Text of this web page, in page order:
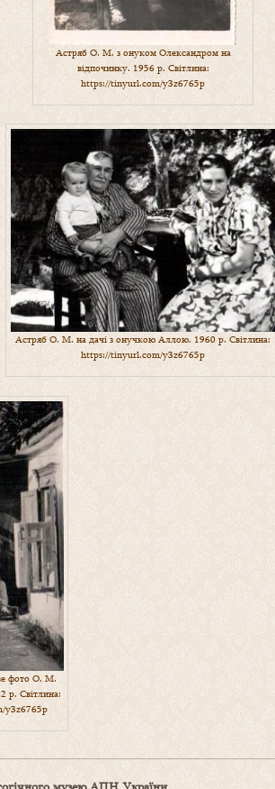
Астряб О. М. з онуком Олександром на
відпочинку. 1956 р. Світлина:
https://tinyurl.com/y3z6765p
Астряб О. М. на дачі з онучкою Аллою. 1960 р. Світлина:
https://tinyurl.com/y3z6765p
фото О. М.
р. Світлина:
y3z6765p